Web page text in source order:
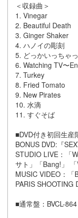
＜収録曲＞
1. Vinegar
2. Beautiful Death
3. Ginger Shaker
4. ハノイの彫刻
5. どっかいっちゃ
6. Watching TV〜
7. Turkey
8. Fried Tomato
9. New Pirates
10. 水滴
11. すぐそば
■DVD付き初回生産
BONUS DVD:『
STUDIO LIVE：「
サト」「Bang!」 「
MUSIC VIDEO：「
PARIS SHOOTING
■通常盤：BVCL-